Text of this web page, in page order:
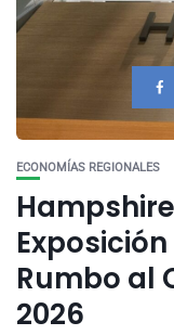
ECONOMÍAS REGIONALES
Rumbo al
2026